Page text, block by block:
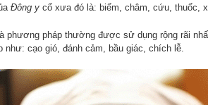
Đông ycổ xưa đó là: biếm, châm, cứu, thuốc,
phương pháp thường được sử dụng rộng rãi
như: cạo gió, đánh cảm, bầu giác, chích lễ.